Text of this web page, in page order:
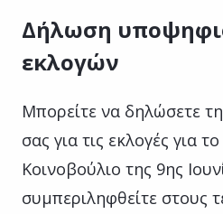
Δήλωση
εκλογών
Μπορείτε να δηλώσετε
σας για τις εκλογές για
Κοινοβούλιο της 9ης
συμπεριληφθείτε στους